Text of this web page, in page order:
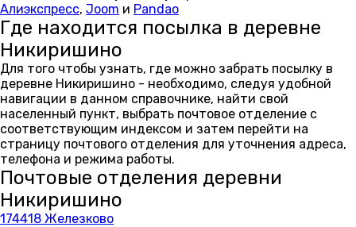
Алиэкспресс, Joom и Pandao
Где находится посылка в деревне
Никиришино
Для того чтобы узнать, где можно забрать посылку в
деревне Никиришино - необходимо, следуя удобной
навигации в данном справочнике, найти свой
населенный пункт, выбрать почтовое отделение с
соответствующим индексом и затем перейти на
страницу почтового отделения для уточнения адреса,
телефона и режима работы.
Почтовые отделения деревни
Никиришино
174418 Железково